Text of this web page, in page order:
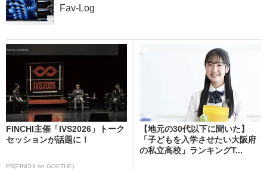
Fav-Log
FINCHI主催「IVS2026」トーク
セッションが話題に！
PR(FINCHI on GOETHE)
【地元の30代以下に聞いた】
「子どもを入学させたい大阪府
の私立高校」ランキングT...